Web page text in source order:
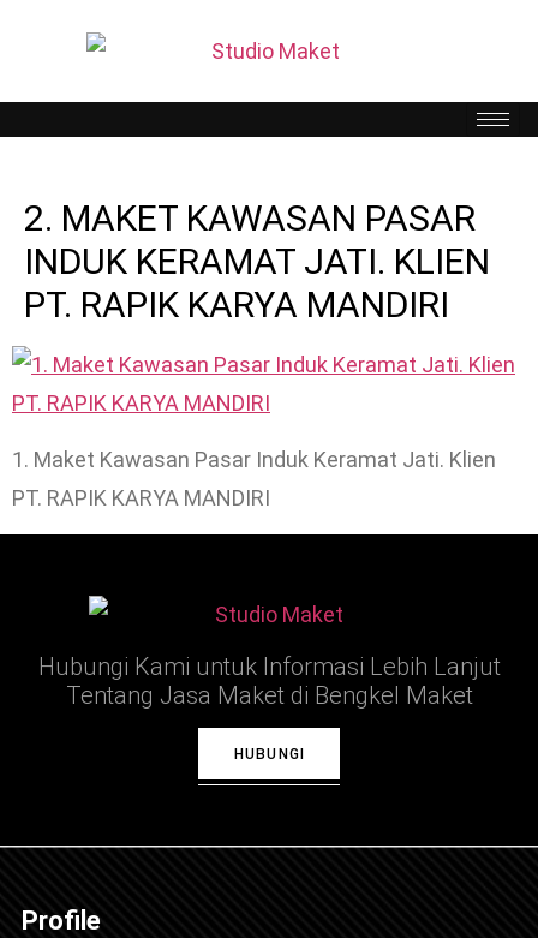
2. MAKET KAWASAN PASAR
INDUK KERAMAT JATI. KLIEN
PT. RAPIK KARYA MANDIRI
1. Maket Kawasan Pasar Induk Keramat Jati. Klien
PT. RAPIK KARYA MANDIRI
Hubungi Kami untuk Informasi Lebih Lanjut
Tentang Jasa Maket di Bengkel Maket
HUBUNGI
Profile